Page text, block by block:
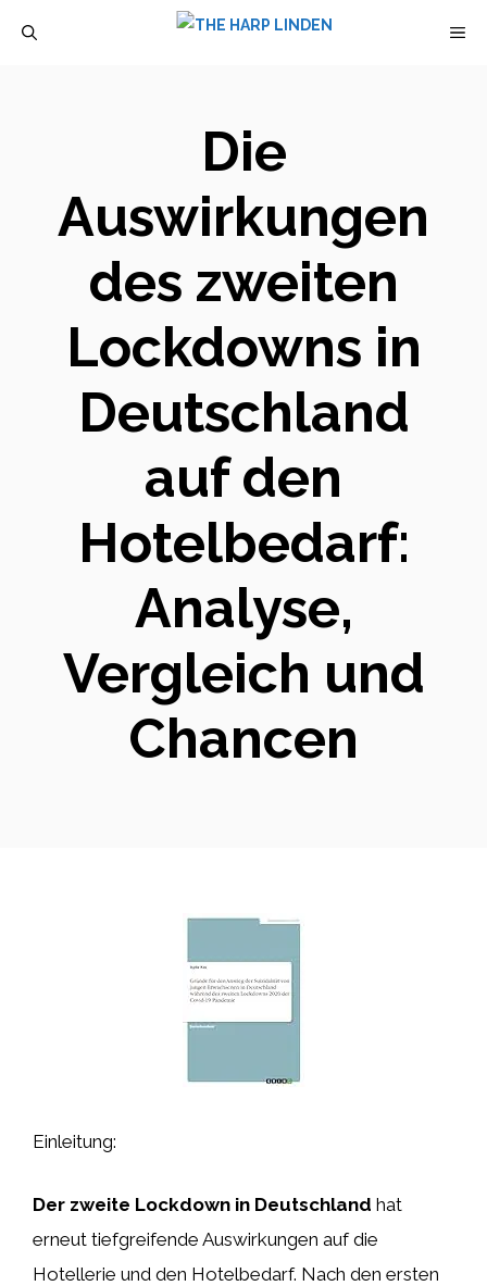
Die
Auswirkungen
des zweiten
Lockdowns in
Deutschland
auf den
Hotelbedarf:
Analyse,
Vergleich und
Chancen
Einleitung:
Der zweite Lockdown in Deutschland hat
erneut tiefgreifende Auswirkungen auf die
Hotellerie und den Hotelbedarf. Nach den ersten